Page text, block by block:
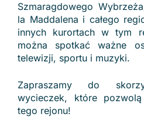
Szmaragdowego
la Maddalena i całego
innych kurortach w tym
można spotkać ważne
telewizji, sportu i muzyki.
Zapraszamy do
wycieczek, które
tego rejonu!